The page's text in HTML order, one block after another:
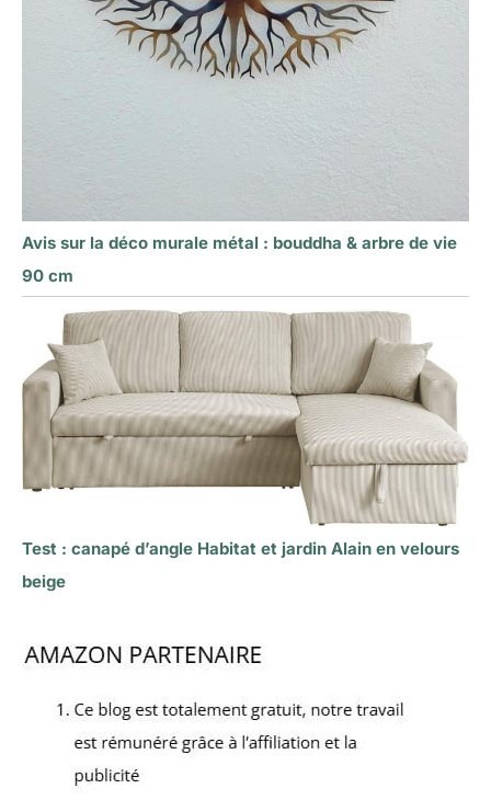
Avis sur la déco murale métal : bouddha & arbre de vie
90 cm
Test : canapé d’angle Habitat et jardin Alain en velours
beige